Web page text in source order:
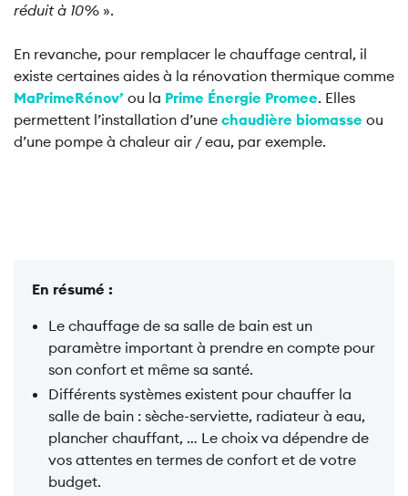
réduit à 10% ».
En revanche, pour remplacer le chauffage central, il
existe certaines aides à la rénovation thermique comme
MaPrimeRénov’ ou la Prime Énergie Promee. Elles
permettent l’installation d’une chaudière biomasse ou
d’une pompe à chaleur air / eau, par exemple.
En résumé :
Le chauffage de sa salle de bain est un
paramètre important à prendre en compte pour
son confort et même sa santé.
Différents systèmes existent pour chauffer la
salle de bain : sèche-serviette, radiateur à eau,
plancher chauffant, … Le choix va dépendre de
vos attentes en termes de confort et de votre
budget.